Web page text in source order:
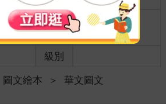
適讀年
齡
全齡適讀
級別
圖文繪本 ＞ 華文圖文